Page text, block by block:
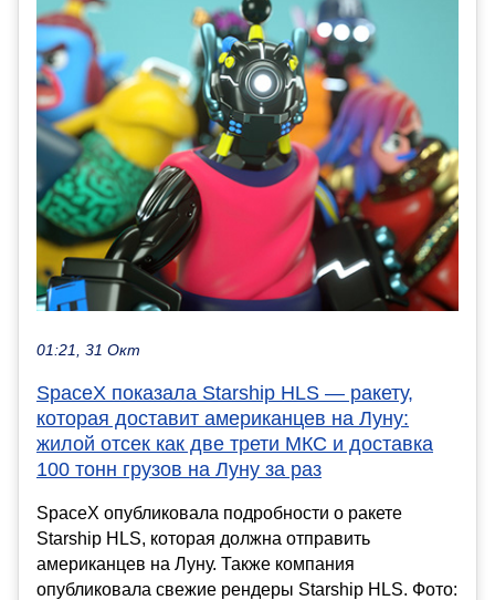
01:21, 31 Окт
SpaceX показала Starship HLS — ракету,
которая доставит американцев на Луну:
жилой отсек как две трети МКС и доставка
100 тонн грузов на Луну за раз
SpaceX опубликовала подробности о ракете
Starship HLS, которая должна отправить
американцев на Луну. Также компания
опубликовала свежие рендеры Starship HLS. Фото: